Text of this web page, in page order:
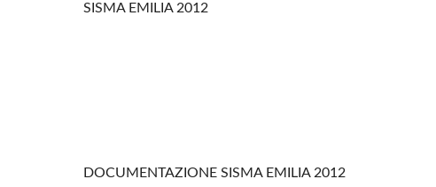
SISMA EMILIA 2012
DOCUMENTAZIONE SISMA EMILIA 2012